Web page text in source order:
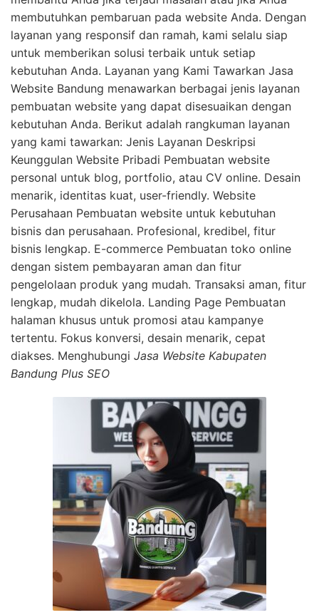
membutuhkan pembaruan pada website Anda. Dengan
layanan yang responsif dan ramah, kami selalu siap
untuk memberikan solusi terbaik untuk setiap
kebutuhan Anda. Layanan yang Kami Tawarkan Jasa
Website Bandung menawarkan berbagai jenis layanan
pembuatan website yang dapat disesuaikan dengan
kebutuhan Anda. Berikut adalah rangkuman layanan
yang kami tawarkan: Jenis Layanan Deskripsi
Keunggulan Website Pribadi Pembuatan website
personal untuk blog, portfolio, atau CV online. Desain
menarik, identitas kuat, user-friendly. Website
Perusahaan Pembuatan website untuk kebutuhan
bisnis dan perusahaan. Profesional, kredibel, fitur
bisnis lengkap. E-commerce Pembuatan toko online
dengan sistem pembayaran aman dan fitur
pengelolaan produk yang mudah. Transaksi aman, fitur
lengkap, mudah dikelola. Landing Page Pembuatan
halaman khusus untuk promosi atau kampanye
tertentu. Fokus konversi, desain menarik, cepat
diakses. Menghubungi Jasa Website Kabupaten
Bandung Plus SEO